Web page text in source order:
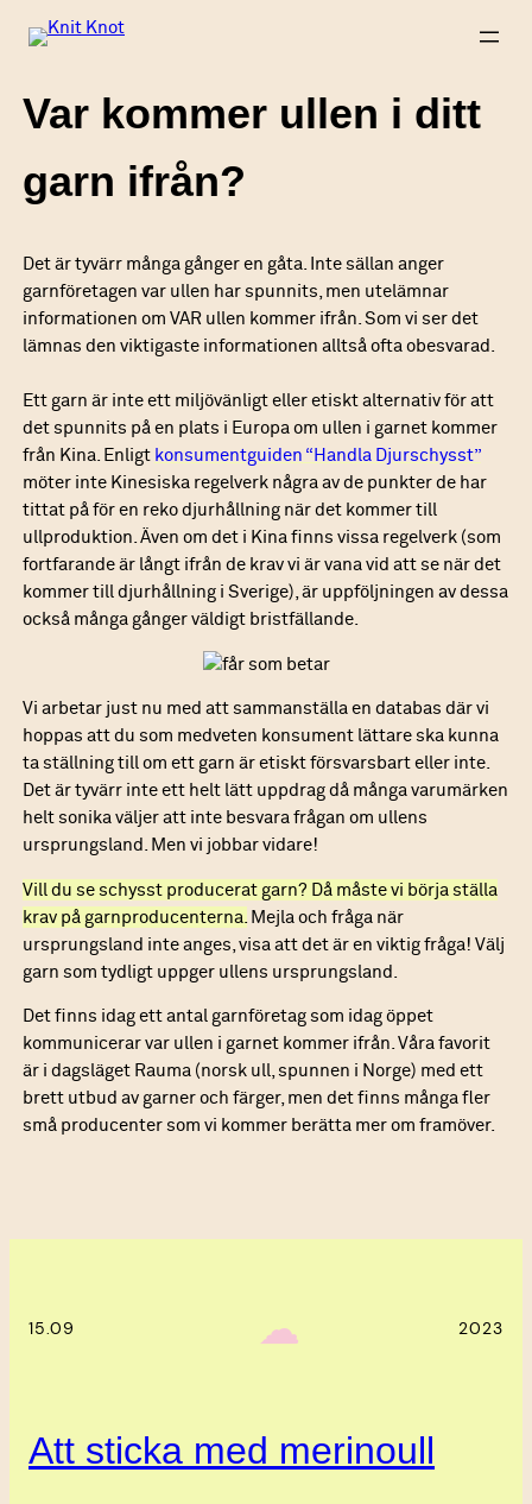
Var kommer ullen i ditt
garn ifrån?
Det är tyvärr många gånger en gåta. Inte sällan anger
garnföretagen var ullen har spunnits, men utelämnar
informationen om VAR ullen kommer ifrån. Som vi ser det
lämnas den viktigaste informationen alltså ofta obesvarad.
Ett garn är inte ett miljövänligt eller etiskt alternativ för att
det spunnits på en plats i Europa om ullen i garnet kommer
från Kina. Enligt konsumentguiden “Handla Djurschysst”
möter inte Kinesiska regelverk några av de punkter de har
tittat på för en reko djurhållning när det kommer till
ullproduktion. Även om det i Kina finns vissa regelverk (som
fortfarande är långt ifrån de krav vi är vana vid att se när det
kommer till djurhållning i Sverige), är uppföljningen av dessa
också många gånger väldigt bristfällande.
Vi arbetar just nu med att sammanställa en databas där vi
hoppas att du som medveten konsument lättare ska kunna
ta ställning till om ett garn är etiskt försvarsbart eller inte.
Det är tyvärr inte ett helt lätt uppdrag då många varumärken
helt sonika väljer att inte besvara frågan om ullens
ursprungsland. Men vi jobbar vidare!
Vill du se schysst producerat garn? Då måste vi börja ställa
krav på garnproducenterna.Mejla och fråga när
ursprungsland inte anges, visa att det är en viktig fråga! Välj
garn som tydligt uppger ullens ursprungsland.
Det finns idag ett antal garnföretag som idag öppet
kommunicerar var ullen i garnet kommer ifrån. Våra favorit
är i dagsläget Rauma (norsk ull, spunnen i Norge) med ett
brett utbud av garner och färger, men det finns många fler
små producenter som vi kommer berätta mer om framöver.
15.09 ‎ ‎‎ ☁︎‎‎ 2023
Att sticka med merinoull